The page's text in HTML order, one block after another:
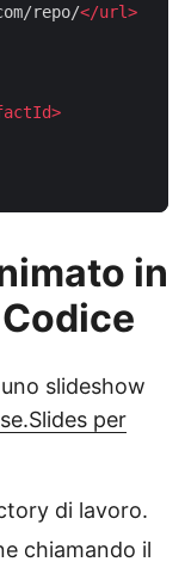
repo/</url>
>
in
slideshow
per
di lavoro.
chiamando il